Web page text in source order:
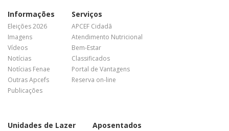
Informações
Eleições 2026
Imagens
Vídeos
Notícias
Notícias Fenae
Outras Apcefs
Publicações
Serviços
APCEF Cidadã
Atendimento Nutricional
Bem-Estar
Classificados
Portal de Vantagens
Reserva on-line
Unidades de Lazer Aposentados